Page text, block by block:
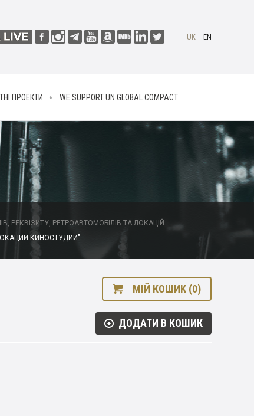
UK EN
ПРОЕКТИ WE SUPPORT UN GLOBAL COMPACT
РЕКВІЗИТУ, РЕТРОАВТОМОБІЛІВ ТА ЛОКАЦІЙ
КИНОСТУДИИ"
МІЙ КОШИК (0)
ДОДАТИ В КОШИК